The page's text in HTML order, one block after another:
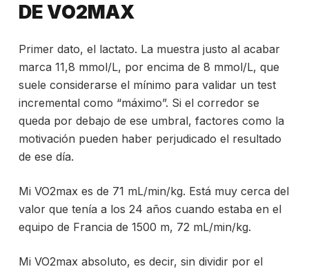
DE VO2MAX
Primer dato, el lactato. La muestra justo al acabar
marca 11,8 mmol/L, por encima de 8 mmol/L, que
suele considerarse el mínimo para validar un test
incremental como “máximo”. Si el corredor se
queda por debajo de ese umbral, factores como la
motivación pueden haber perjudicado el resultado
de ese día.
Mi VO2max es de 71 mL/min/kg. Está muy cerca del
valor que tenía a los 24 años cuando estaba en el
equipo de Francia de 1500 m, 72 mL/min/kg.
Mi VO2max absoluto, es decir, sin dividir por el